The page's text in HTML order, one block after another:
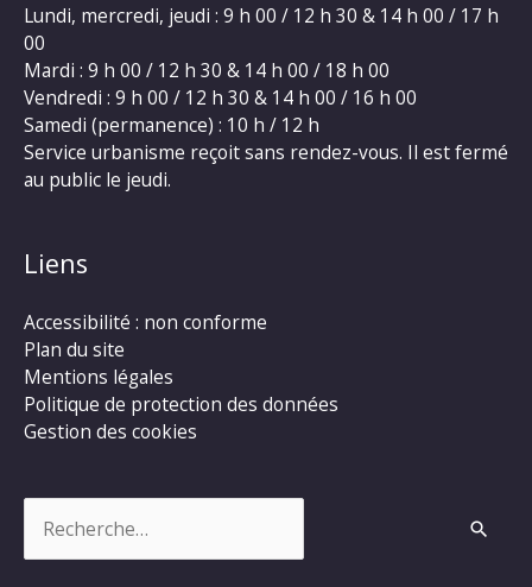
Lundi, mercredi, jeudi : 9 h 00 / 12 h 30 & 14 h 00 / 17 h
00
Mardi : 9 h 00 / 12 h 30 & 14 h 00 / 18 h 00
Vendredi : 9 h 00 / 12 h 30 & 14 h 00 / 16 h 00
Samedi (permanence) : 10 h / 12 h
Service urbanisme reçoit sans rendez-vous. Il est fermé
au public le jeudi.
Liens
Accessibilité : non conforme
Plan du site
Mentions légales
Politique de protection des données
Gestion des cookies